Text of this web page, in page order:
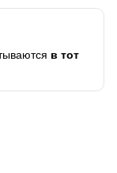
в тот